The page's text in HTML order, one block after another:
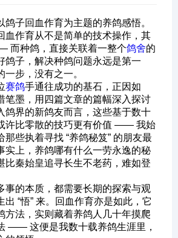
鸽子回血作育为主题的养鸽感悟。
血作育从不是简单的技术操作，其
而种鸽，直接关联着一整个鸽舍的
鸽子，解决种鸽问题永远是第一
步，没有之一。
赛鸽手通往成功的基石，正因如
笔墨，用四篇文章的篇幅深入探讨
鸽界的新鸽友而言，这些基于数十
许比零散的技巧更有价值 —— 我始
那些执着寻找 “养鸽秘笈” 的朋友最
实上，养鸽哪有什么一劳永逸的秘
比秦始皇追寻长生不老药，难如登
事的本质，都需要长期的探索与观
“悟” 来。回血作育亦是如此，它
方法，实则藏着养鸽人几十年摸爬
—— 这便是我数十载养鸽生涯里，